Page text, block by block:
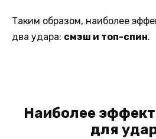
Таким образом, наиболее
два удара: смэш и топ-спин.
Наиболее
для